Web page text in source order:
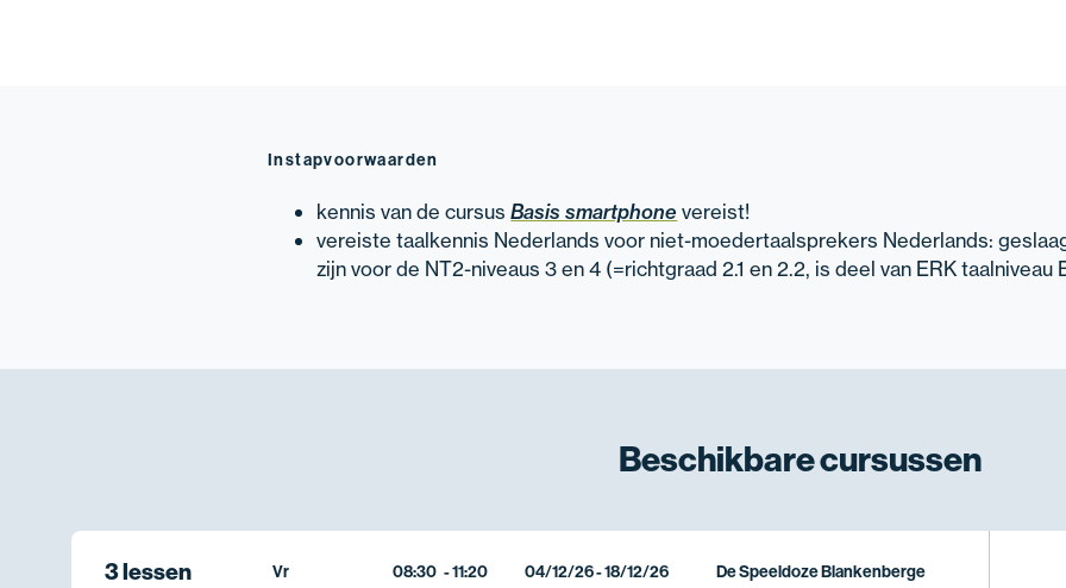
Instapvoorwaarden
kennis van de cursusBasis smartphone vereist!
vereiste taalkennis Nederlands voor niet-moedertaalsprekers Nederlands:
zijn voor de NT2-niveaus 3 en 4 (=richtgraad 2.1 en 2.2, is deel van ERK taalniveau
Beschikbarecursussen
3 lessen Vr 08:30 -11:20 04/12/26 - 18/12/26 De Speeldoze Blankenberge